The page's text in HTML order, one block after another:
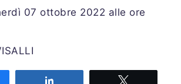
07 ottobre 2022 alle ore